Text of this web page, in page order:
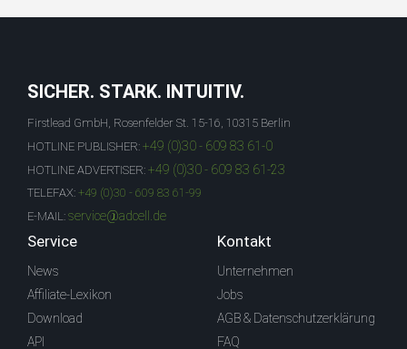
SICHER. STARK. INTUITIV.
Firstlead GmbH, Rosenfelder St. 15-16, 10315 Berlin
HOTLINE PUBLISHER: +49 (0)30 - 609 83 61-0
HOTLINE ADVERTISER: +49 (0)30 - 609 83 61-23
TELEFAX: +49 (0)30 - 609 83 61-99
E-MAIL: service@adcell.de
Service
News
Affiliate-Lexikon
Download
API
Kontakt
Unternehmen
Jobs
AGB & Datenschutzerklärung
FAQ